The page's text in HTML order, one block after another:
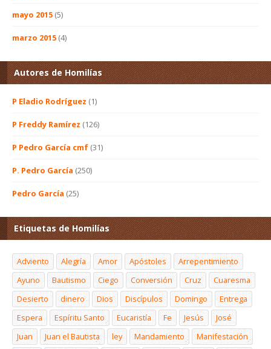
mayo 2015 (5)
marzo 2015 (4)
Autores de Homilías
P Eladio Rodríguez (1)
P Freddy Ramírez (126)
P Pedro García cmf (31)
P. Pedro García (250)
Pedro García (25)
Etiquetas de Homilías
Adviento Alegría Amor Apóstoles
Arrepentimiento
Ayuno
Bautismo Ciego Conversión Cruz
Cuaresma
Desierto
dinero Dios Discípulos Domingo
Entrega
Espera
Espíritu Santo Eucaristía Fe Jesús
José
Juan
Juan el Bautista ley Mandamiento
Manifestación